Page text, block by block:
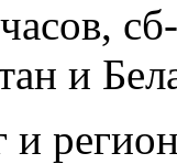
и
и